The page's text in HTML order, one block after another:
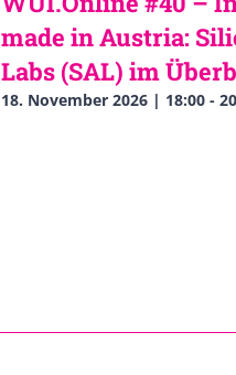
made in Austria:
Labs (SAL) im
18. November 2026 | 18:00-